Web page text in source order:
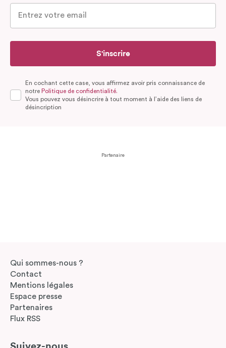
S'inscrire
En cochant cette case, vous affirmez avoir pris connaissance de
notre Politique de confidentialité.
Vous pouvez vous désincrire à tout moment à l’aide des liens de
désincription
Le concours solidaire organisé par FemininBio et SO'BiO
Partenaire
Qui sommes-nous ?
Contact
Mentions légales
Espace presse
Partenaires
Flux RSS